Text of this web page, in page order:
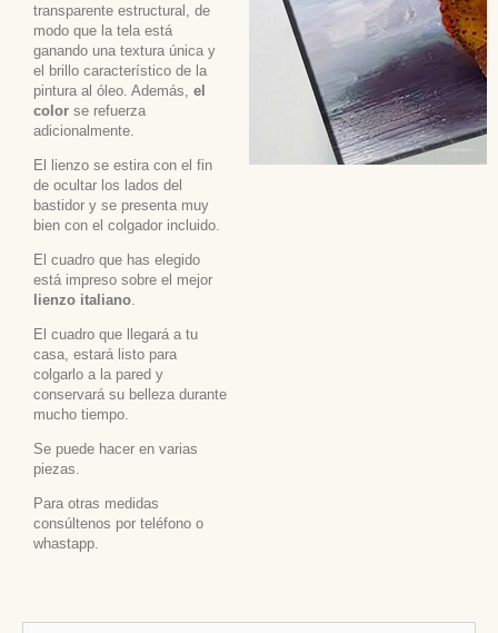
transparente estructural, de
modo que la tela está
ganando una textura única y
el brillo característico de la
pintura al óleo. Además, el
color se refuerza
adicionalmente.
El lienzo se estira con el fin
de ocultar los lados del
bastidor y se presenta muy
bien con el colgador incluido.
El cuadro que has elegido
está impreso sobre el mejor
lienzo italiano
El cuadro que llegará a tu
casa, estará listo para
colgarlo a la pared y
conservará su belleza durante
mucho tiempo.
Se puede hacer en varias
piezas.
Para otras medidas
consúltenos por teléfono o
whastapp.